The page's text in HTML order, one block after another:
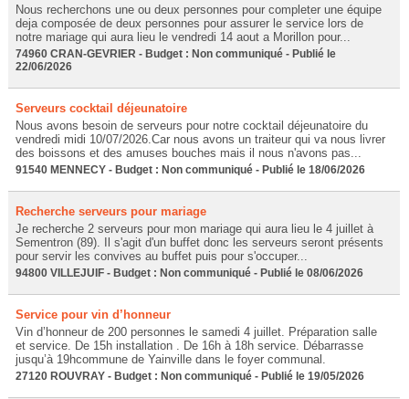
Nous recherchons une ou deux personnes pour completer une équipe
deja composée de deux personnes pour assurer le service lors de
notre mariage qui aura lieu le vendredi 14 aout a Morillon pour...
74960 CRAN-GEVRIER - Budget : Non communiqué - Publié le
22/06/2026
Serveurs cocktail déjeunatoire
Nous avons besoin de serveurs pour notre cocktail déjeunatoire du
vendredi midi 10/07/2026.Car nous avons un traiteur qui va nous livrer
des boissons et des amuses bouches mais il nous n'avons pas...
91540 MENNECY - Budget : Non communiqué - Publié le 18/06/2026
Recherche serveurs pour mariage
Je recherche 2 serveurs pour mon mariage qui aura lieu le 4 juillet à
Sementron (89). Il s'agit d'un buffet donc les serveurs seront présents
pour servir les convives au buffet puis pour s'occuper...
94800 VILLEJUIF - Budget : Non communiqué - Publié le 08/06/2026
Service pour vin d’honneur
Vin d’honneur de 200 personnes le samedi 4 juillet. Préparation salle
et service. De 15h installation . De 16h à 18h service. Débarrasse
jusqu’à 19hcommune de Yainville dans le foyer communal.
27120 ROUVRAY - Budget : Non communiqué - Publié le 19/05/2026